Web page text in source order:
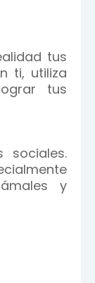
tus
ti, utiliza
tus
sociales.
y